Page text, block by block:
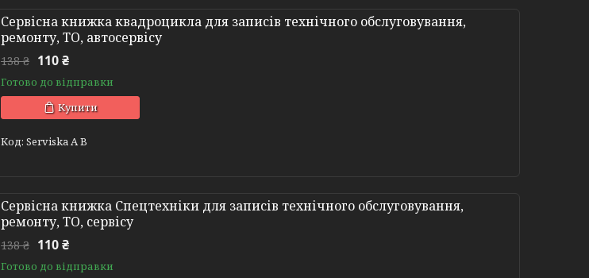
Сервісна книжка квадроцикла для записів технічного обслуговування,
ремонту, ТО, автосервісу
138 ₴ 110 ₴
Готово до відправки
Купити
Serviska A B
Сервісна книжка Спецтехніки для записів технічного обслуговування,
ремонту, ТО, сервісу
138 ₴ 110 ₴
Готово до відправки